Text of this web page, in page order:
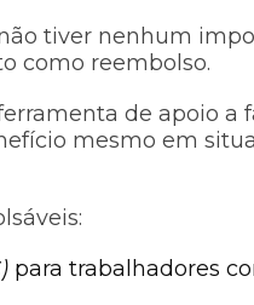
tiver nenhum
como reembolso.
de apoio a
mesmo em
para trabalhadores